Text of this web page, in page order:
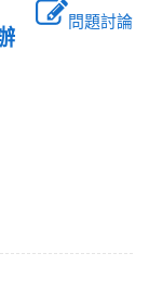
問題討論